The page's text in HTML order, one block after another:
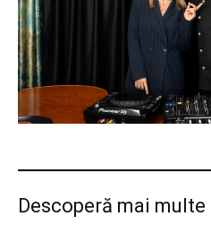
Descoperă mai multe